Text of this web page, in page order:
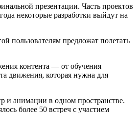
презентации. Часть проектов
некоторые разработки выйдут на
пользователям предложат полетать
контента — от обучения
движения, которая нужна для
и анимации в одном пространстве.
более 50 встреч с участием